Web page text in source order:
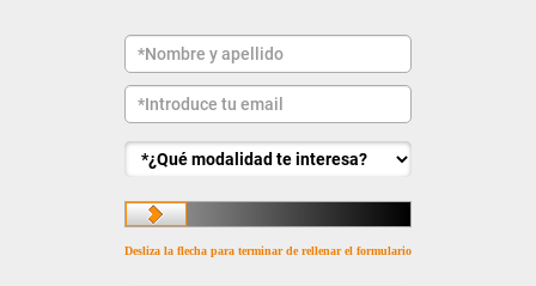
Desliza la flecha para terminar de rellenar el formulario